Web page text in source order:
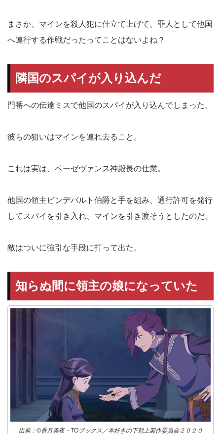
まさか、マインを殺人犯に仕立て上げて、罪人として他国
へ連行する作戦だったってことはないよね？
隣国のスパイが入り込んだ
門番への伝達ミスで他国のスパイが入り込んでしまった。
彼らの狙いはマインを連れ去ること。
これは実は、ベーゼヴァンス神殿長の仕業。
他国の領主ビンデバルト伯爵と手を組み、通行許可を発行
してスパイを引き入れ、マインを引き渡そうとしたのだ。
敵はついに強引な手段に打って出た。
知らぬ間に領主の娘になっていた
出典：©香月美夜・TOブックス／本好きの下剋上製作委員会２０２０